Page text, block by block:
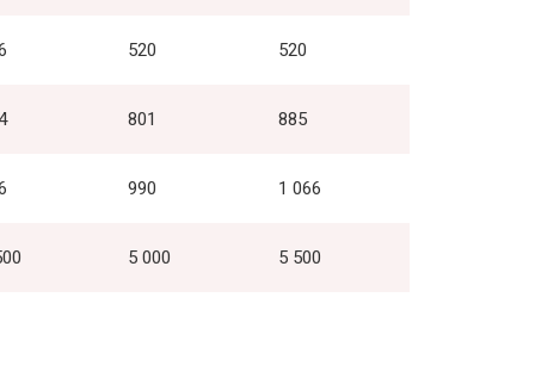
520 520
801 885
990 1 066
5 000 5 500